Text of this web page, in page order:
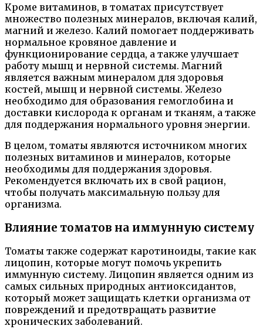
Кроме витаминов, в томатах присутствует
множество полезных минералов, включая калий,
магний и железо. Калий помогает поддерживать
нормальное кровяное давление и
функционирование сердца, а также улучшает
работу мышц и нервной системы. Магний
является важным минералом для здоровья
костей, мышц и нервной системы. Железо
необходимо для образования гемоглобина и
доставки кислорода к органам и тканям, а также
для поддержания нормального уровня энергии.
В целом, томаты являются источником многих
полезных витаминов и минералов, которые
необходимы для поддержания здоровья.
Рекомендуется включать их в свой рацион,
чтобы получать максимальную пользу для
организма.
Влияние томатов на иммунную систему
Томаты также содержат каротиноиды, такие как
лицопин, которые могут помочь укрепить
иммунную систему. Лицопин является одним из
самых сильных природных антиоксидантов,
который может защищать клетки организма от
повреждений и предотвращать развитие
хронических заболеваний.